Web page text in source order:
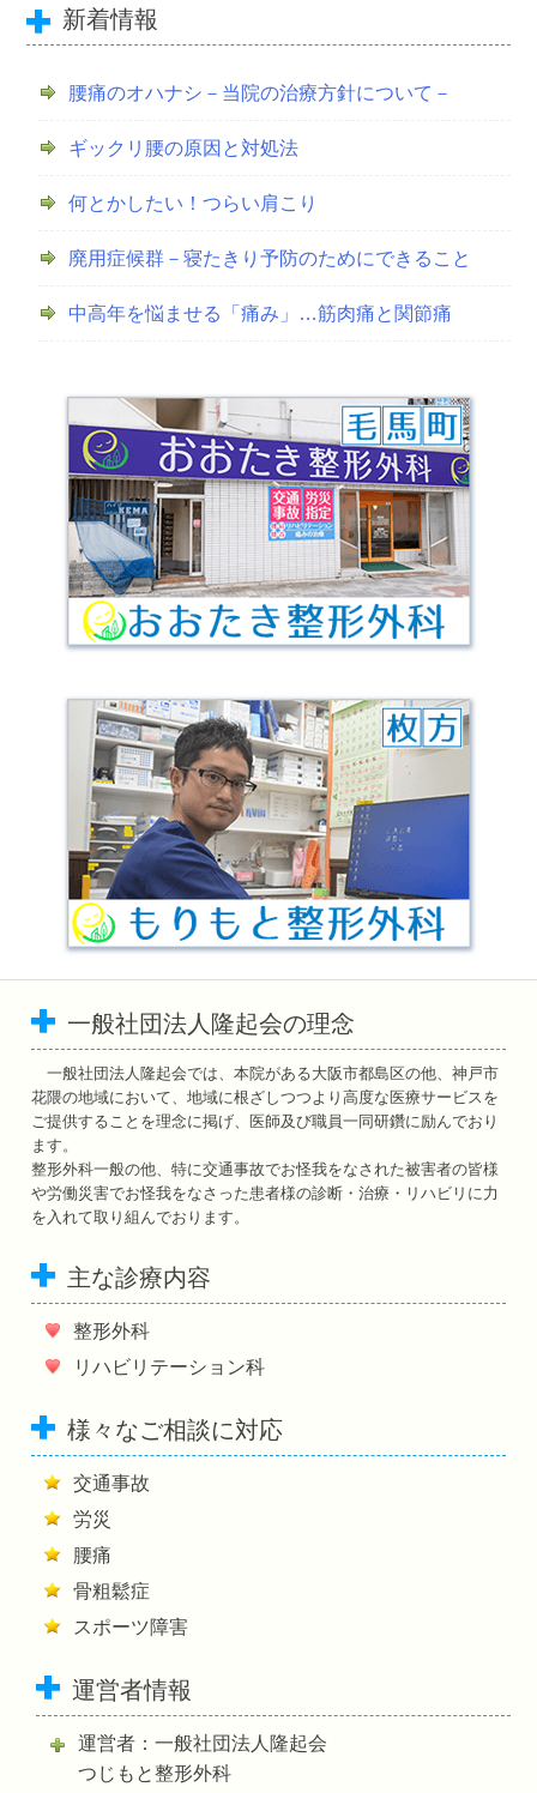
新着情報
腰痛のオハナシ－当院の治療方針について－
ギックリ腰の原因と対処法
何とかしたい！つらい肩こり
廃用症候群－寝たきり予防のためにできること
中高年を悩ませる「痛み」…筋肉痛と関節痛
一般社団法人隆起会の理念
一般社団法人隆起会では、本院がある大阪市都島区の他、神戸市
花隈の地域において、地域に根ざしつつより高度な医療サービスを
ご提供することを理念に掲げ、医師及び職員一同研鑽に励んでおり
ます。
整形外科一般の他、特に交通事故でお怪我をなされた被害者の皆様
や労働災害でお怪我をなさった患者様の診断・治療・リハビリに力
を入れて取り組んでおります。
主な診療内容
整形外科
リハビリテーション科
様々なご相談に対応
交通事故
労災
腰痛
骨粗鬆症
スポーツ障害
運営者情報
運営者：一般社団法人隆起会
つじもと整形外科